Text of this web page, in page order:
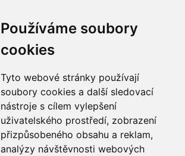
Používáme soubory
cookies
Tyto webové stránky používají
soubory cookies a další sledovací
nástroje s cílem vylepšení
uživatelského prostředí, zobrazení
přizpůsobeného obsahu a reklam,
analýzy návštěvnosti webových
UŽITEČNÉ
O SPOLEČNOSTI
RYCHLÝ KONTAKT